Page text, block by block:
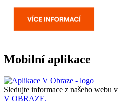
Mobilní aplikace
Sledujte informace z našeho webu v
V OBRAZE.